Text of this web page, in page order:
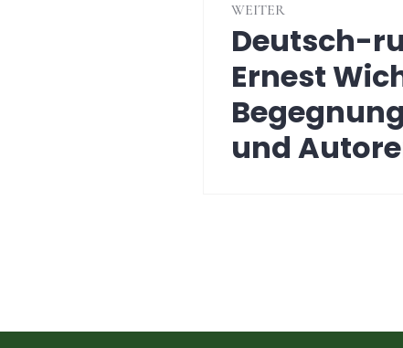
WEITER
Nächster
Beitrag:
Deutsch-
Ernest
und